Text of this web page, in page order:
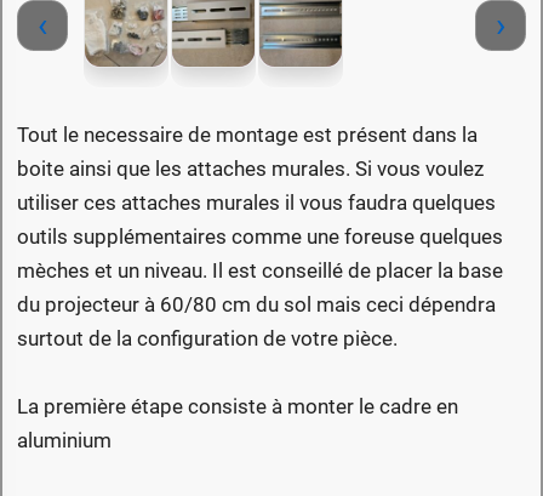
‹ ›
Tout le necessaire de montage est présent dans la
boite ainsi que les attaches murales. Si vous voulez
utiliser ces attaches murales il vous faudra quelques
outils supplémentaires comme une foreuse quelques
mèches et un niveau. Il est conseillé de placer la base
du projecteur à 60/80 cm du sol mais ceci dépendra
surtout de la configuration de votre pièce.
La première étape consiste à monter le cadre en
aluminium